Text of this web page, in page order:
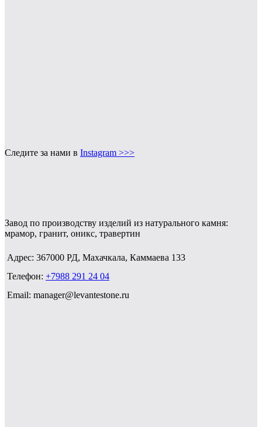
Следите за нами в Instagram >>>
Завод по производству изделий из натурального камня:
мрамор, гранит, оникс, травертин
Адрес: 367000 РД, Махачкала, Каммаева 133
Телефон: +7988 291 24 04
Email: manager@levantestone.ru